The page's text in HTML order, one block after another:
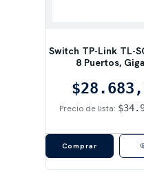
Switch TP-Link TL-
8 Puertos,
Precio de lista: